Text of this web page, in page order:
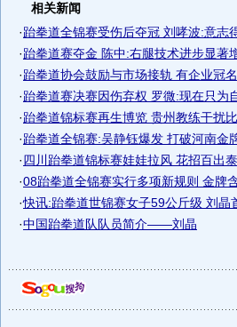
相关新闻
·跆拳道全锦赛受伤后夺冠 刘哮波:意志
·跆拳道赛夺金 陈中:右腿技术进步显著
·跆拳道协会鼓励与市场接轨 有企业冠名
·跆拳道赛决赛因伤弃权 罗微:现在只为
·跆拳道锦标赛再生博览 贵州教练干扰比
·跆拳道全锦赛:吴静钰爆发 打破河南金
·四川跆拳道锦标赛娃娃拉风 花招百出泰
·08跆拳道全锦赛实行多项新规则 金牌含
·快讯:跆拳道世锦赛女子59公斤级 刘晶
·中国跆拳道队队员简介——刘晶